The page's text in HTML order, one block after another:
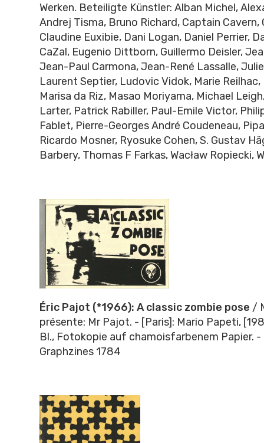
Werken. Beteiligte Künstler: Alban Michel,
Andrej Tisma, Bruno Richard, Captain Cavern,
Claudine Euxibie, Dani Logan, Daniel Perrier,
CaZal, Eugenio Dittborn, Guillermo Deisler,
Jean-Paul Carmona, Jean-René Lassalle,
Laurent Septier, Ludovic Vidok, Marie Reilhac,
Marisa da Riz, Masao Moriyama, Michael
Larter, Patrick Rabiller, Paul-Emile Victor,
Fablet, Pierre-Georges André Coudeneau,
Ricardo Mosner, Ryosuke Cohen, S. Gustav
Barbery, Thomas F Farkas, Wacław Ropiecki,
Éric Pajot (*1966): A classic zombie pose /
présente: Mr Pajot. - [Paris]: Mario Papeti,
Bl., Fotokopie auf chamoisfarbenem Papier.
Graphzines 1784